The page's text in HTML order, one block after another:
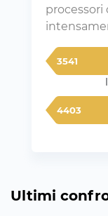
processori
3541
4403
Ultimi